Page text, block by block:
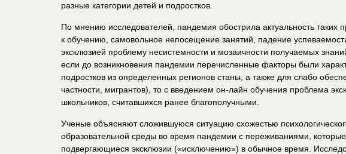
разные категории детей и подростков.
По мнению исследователей, пандемия обострила актуальность таких
к обучению, самовольное непосещение занятий, падение
эксклюзией проблему несистемности и мозаичности получаемых
если до возникновения пандемии перечисленные факторы были
подростков из определенных регионов станы, а также для слабо
частности, мигрантов), то с введением он-лайн обучения проблема
школьников, считавшихся ранее благополучными.
Ученые объясняют сложившуюся ситуацию схожестью
образовательной среды во время пандемии с переживаниями,
подвергающиеся эксклюзии («исключению») в обычное время.